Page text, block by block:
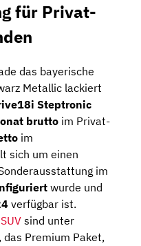
für Privat-
das bayerische
Metallic lackiert
Steptronic
brutto im Privat-
im
sich um einen
im
wurde und
verfügbar ist.
SUV sind unter
Premium Paket,